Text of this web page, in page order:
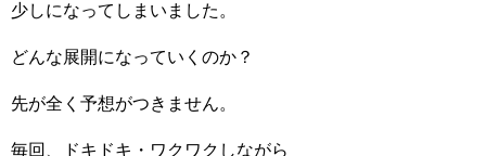
少しになってしまいました。
どんな展開になっていくのか？
先が全く予想がつきません。
毎回、ドキドキ・ワクワクしながら